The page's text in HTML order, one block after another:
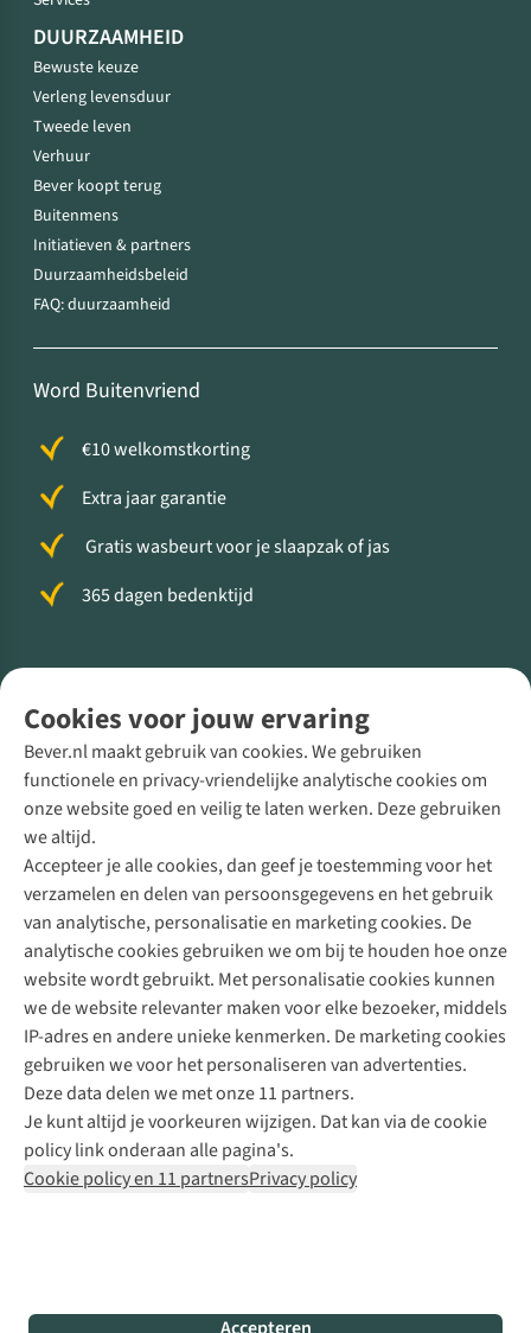
Cookies voor jouw ervaring
Bever.nl maakt gebruik van cookies. We gebruiken
functionele en privacy-vriendelijke analytische cookies om
onze website goed en veilig te laten werken. Deze gebruiken
we altijd.
Accepteer je alle cookies, dan geef je toestemming voor het
verzamelen en delen van persoonsgegevens en het gebruik
van analytische, personalisatie en marketing cookies. De
analytische cookies gebruiken we om bij te houden hoe onze
website wordt gebruikt. Met personalisatie cookies kunnen
we de website relevanter maken voor elke bezoeker, middels
IP-adres en andere unieke kenmerken. De marketing cookies
gebruiken we voor het personaliseren van advertenties.
Deze data delen we met onze 11 partners.
Je kunt altijd je voorkeuren wijzigen. Dat kan via de cookie
policy link onderaan alle pagina's.
Cookie policy en 11 partnersPrivacy policy
DUURZAAMHEID
Bewuste keuze
Verleng levensduur
Tweede leven
Verhuur
Bever koopt terug
Buitenmens
Initiatieven & partners
Duurzaamheidsbeleid
FAQ: duurzaamheid
Word Buitenvriend
€10 welkomstkorting
Extra jaar garantie
Gratis wasbeurt voor je slaapzak of jas
365 dagen bedenktijd
Direct advies van een Buitenexpert
+31 (0)85 888 50 88
+31 6 12 28 49 80
Contactformulier